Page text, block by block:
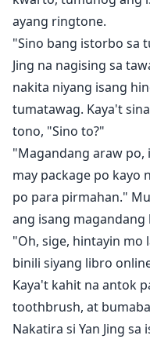
ayang ringtone.
"Sino bang istorbo sa
Jing na nagising sa
nakita niyang isang
tumatawag. Kaya't
tono, "Sino to?"
"Magandang araw po,
may package po kayo
po para pirmahan."
ang isang magandang
"Oh, sige, hintayin mo
binili siyang libro
Kaya't kahit na antok
toothbrush, at
Nakatira si Yan Jing